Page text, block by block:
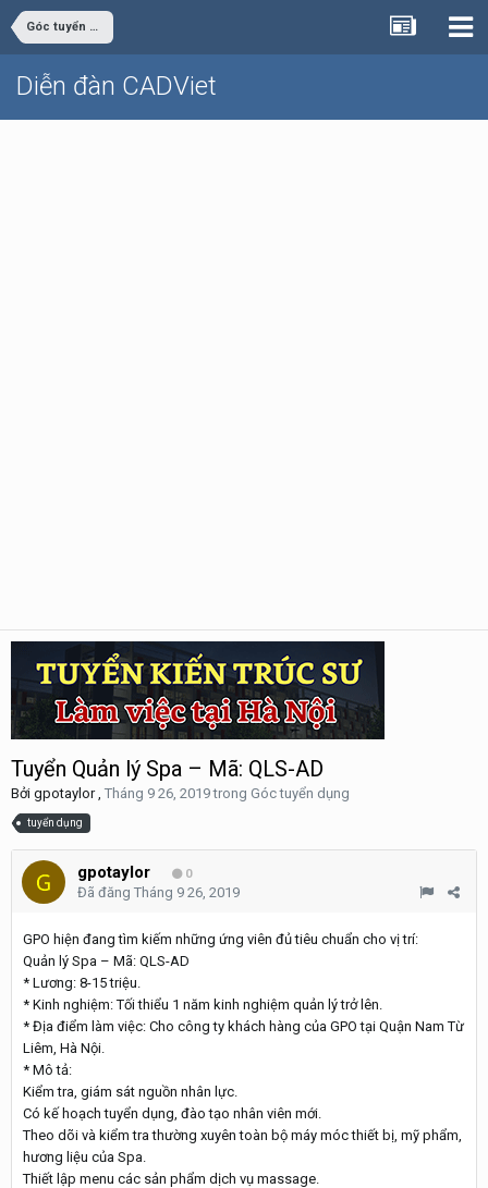
Góc tuyển dụng
Diễn đàn CADViet
Tuyển Quản lý Spa – Mã: QLS-AD
Bởi gpotaylor, Tháng 9 26, 2019trong Góc tuyển dụng
tuyển dụng
gpotaylor 0
Đã đăng Tháng 9 26, 2019
GPO hiện đang tìm kiếm những ứng viên đủ tiêu chuẩn cho vị trí:
Quản lý Spa – Mã: QLS-AD
* Lương: 8-15 triệu.
* Kinh nghiệm: Tối thiểu 1 năm kinh nghiệm quản lý trở lên.
* Địa điểm làm việc: Cho công ty khách hàng của GPO tại Quận Nam Từ
Liêm, Hà Nội.
* Mô tả:
Kiểm tra, giám sát nguồn nhân lực.
Có kế hoạch tuyển dụng, đào tạo nhân viên mới.
Theo dõi và kiểm tra thường xuyên toàn bộ máy móc thiết bị, mỹ phẩm,
hương liệu của Spa.
Thiết lập menu các sản phẩm dịch vụ massage.